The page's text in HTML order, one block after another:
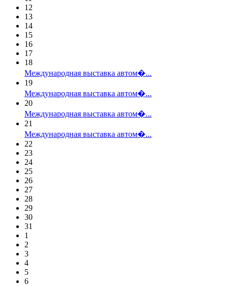
12
13
14
15
16
17
18
Международная выставка автом�...
19
Международная выставка автом�...
20
Международная выставка автом�...
21
Международная выставка автом�...
22
23
24
25
26
27
28
29
30
31
1
2
3
4
5
6